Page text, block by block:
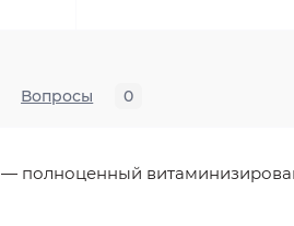
Вопросы 0
— полноценный